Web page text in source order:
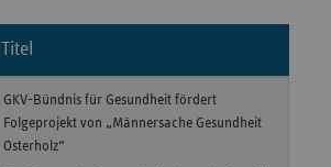
teilen
E-
Titel
GKV-Bündnis für Gesundheit fördert
Folgeprojekt von „Männersache Gesundheit
Osterholz“